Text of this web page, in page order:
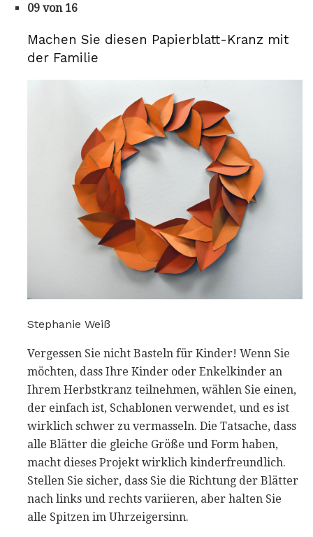
09 von 16
Machen Sie diesen Papierblatt-Kranz mit
der Familie
Stephanie Weiß
Vergessen Sie nicht Basteln für Kinder! Wenn Sie
möchten, dass Ihre Kinder oder Enkelkinder an
Ihrem Herbstkranz teilnehmen, wählen Sie einen,
der einfach ist, Schablonen verwendet, und es ist
wirklich schwer zu vermasseln. Die Tatsache, dass
alle Blätter die gleiche Größe und Form haben,
macht dieses Projekt wirklich kinderfreundlich.
Stellen Sie sicher, dass Sie die Richtung der Blätter
nach links und rechts variieren, aber halten Sie
alle Spitzen im Uhrzeigersinn.